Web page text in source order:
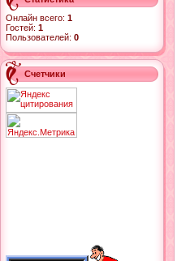
Онлайн всего: 1
Гостей: 1
Пользователей: 0
Счетчики